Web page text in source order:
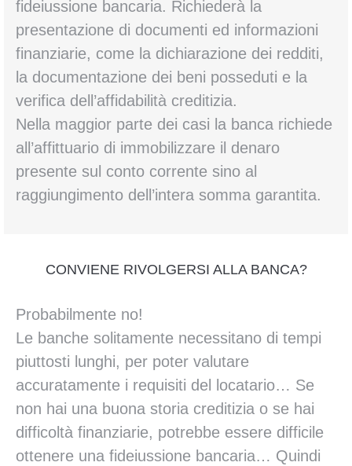
fideiussione bancaria. Richiederà la
presentazione di documenti ed informazioni
finanziarie, come la dichiarazione dei redditi,
la documentazione dei beni posseduti e la
verifica dell’affidabilità creditizia.
Nella maggior parte dei casi la banca richiede
all’affittuario di immobilizzare il denaro
presente sul conto corrente sino al
raggiungimento dell’intera somma garantita.
CONVIENE RIVOLGERSI ALLA BANCA?
Probabilmente no!
Le banche solitamente necessitano di tempi
piuttosti lunghi, per poter valutare
accuratamente i requisiti del locatario… Se
non hai una buona storia creditizia o se hai
difficoltà finanziarie, potrebbe essere difficile
ottenere una fideiussione bancaria… Quindi